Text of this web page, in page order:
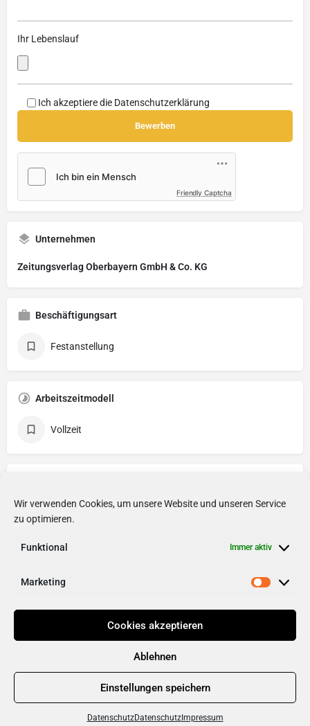
Wir verwenden Cookies, um unsere Website und unseren Service
zu optimieren.
Funktional Immer aktiv
Marketing
Cookies akzeptieren
Ablehnen
Einstellungen speichern
DatenschutzDatenschutzImpressum
Ihr Lebenslauf
Ich akzeptiere die Datenschutzerklärung
Friendly Captcha
Unternehmen
Zeitungsverlag Oberbayern GmbH & Co. KG
Beschäftigungsart
Festanstellung
Arbeitszeitmodell
Vollzeit
Flexible Arbeitszeit
Weiterbildung